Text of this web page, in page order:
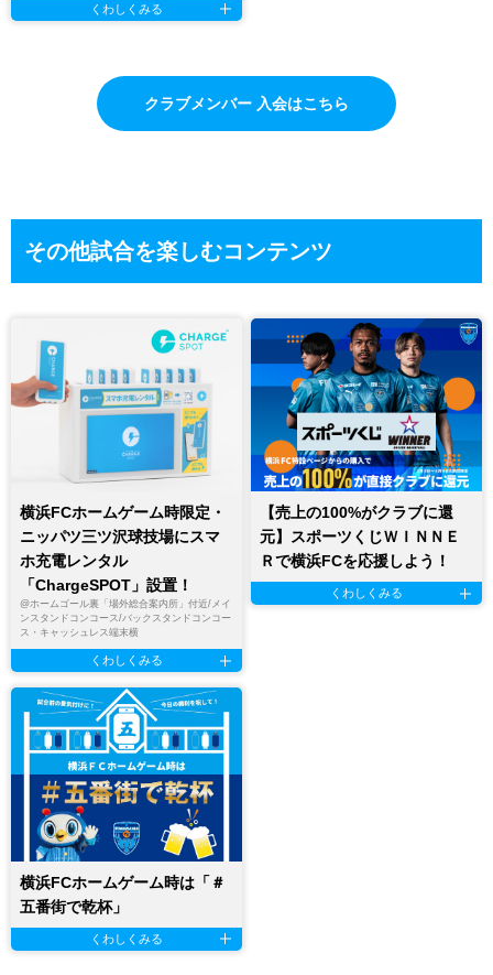
くわしくみる
クラブメンバー 入会はこちら
その他試合を楽しむコンテンツ
横浜FCホームゲーム時限定・
ニッパツ三ツ沢球技場にスマ
ホ充電レンタル
「ChargeSPOT」設置！
@ホームゴール裏「場外総合案内所」付近/メイ
ンスタンドコンコース/バックスタンドコンコー
ス・キャッシュレス端末横
くわしくみる
【売上の100%がクラブに還
元】スポーツくじＷＩＮＮＥ
Ｒで横浜FCを応援しよう！
くわしくみる
横浜FCホームゲーム時は「＃
五番街で乾杯」
くわしくみる